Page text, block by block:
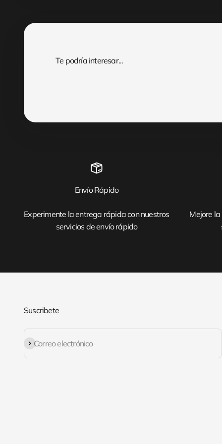
Envío Rápido
Experimente la entrega rápida con nuestros
servicios de envío rápido
Mejore
Suscribete
Correo electrónico
Suscribirse